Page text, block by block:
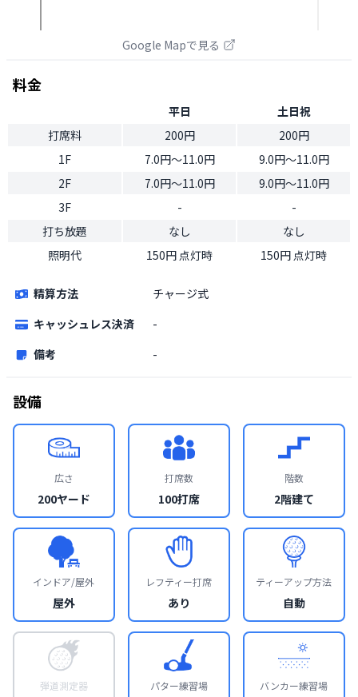
Google Mapで見る
料金
平日
土日祝
打席料
200円
200円
1F
7.0円〜11.0円
9.0円〜11.0円
2F
7.0円〜11.0円
9.0円〜11.0円
3F
-
-
打ち放題
なし
なし
照明代
150円 点灯時 150円 点灯時
精算方法
チャージ式
キャッシュレス決済
-
備考
-
設備
広さ
200ヤード
打席数
100打席
階数
2階建て
インドア/屋外
屋外
レフティー打席
あり
ティーアップ方法
自動
弾道測定器 パター練習場 バンカー練習場